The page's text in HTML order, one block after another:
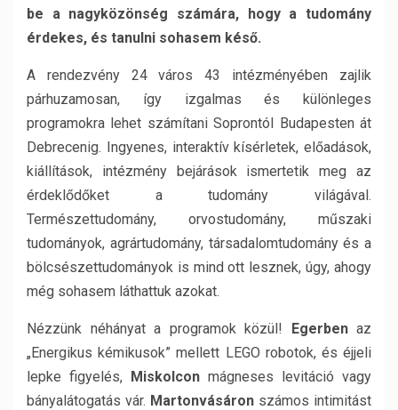
be a nagyközönség számára, hogy a tudomány
érdekes, és tanulni sohasem késő.
A rendezvény 24 város 43 intézményében zajlik
párhuzamosan, így izgalmas és különleges
programokra lehet számítani Soprontól Budapesten át
Debrecenig. Ingyenes, interaktív kísérletek, előadások,
kiállítások, intézmény bejárások ismertetik meg az
érdeklődőket a tudomány világával.
Természettudomány, orvostudomány, műszaki
tudományok, agrártudomány, társadalomtudomány és a
bölcsészettudományok is mind ott lesznek, úgy, ahogy
még sohasem láthattuk azokat.
Nézzünk néhányat a programok közül! Egerbenaz
„Energikus kémikusok” mellett LEGO robotok, és éjjeli
lepke figyelés, Miskolcon mágneses levitáció vagy
bányalátogatás vár. Martonvásáron számos intimitást